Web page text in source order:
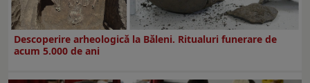
Descoperire arheologică la Băleni. Ritualuri funerare de
acum 5.000 de ani